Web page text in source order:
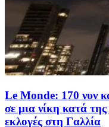
Le Monde: 170 νυν
σε μια νίκη κατά της
εκλογές στη Γαλλία